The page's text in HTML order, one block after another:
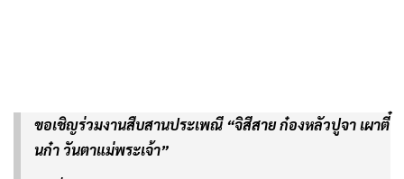
ขอเชิญร่วมงานสืบสานประเพณี “จิสีสาย ก๋องหลัวปูจา เผาตี๋
นก๋า วันตาแม่พระเจ้า”